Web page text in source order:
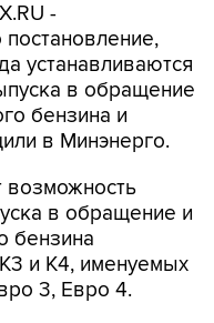
-
устанавливаются
в обращение
бензина и
в Минэнерго.
возможность
в обращение и
бензина
и К4, именуемых
3, Евро 4.